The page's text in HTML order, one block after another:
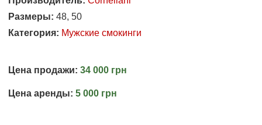
Размеры: 48, 50
Категория: Мужские смокинги
Цена продажи: 34 000 грн
Цена аренды: 5 000 грн